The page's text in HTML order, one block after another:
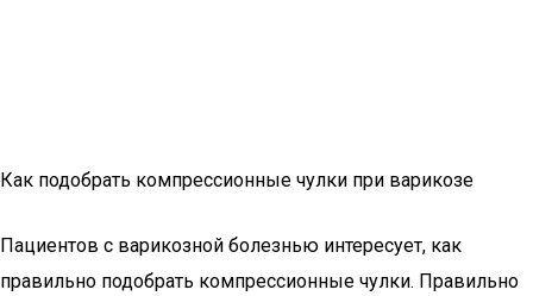
Как подобрать компрессионные чулки при варикозе
Пациентов с варикозной болезнью интересует, как
правильно подобрать компрессионные чулки. Правильно